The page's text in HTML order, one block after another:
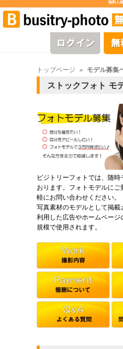
無料人
トップページ » モデル募集
ストックフォト モ
ビジトリーフォトでは、随
おります。フォトモデルに
軽にお問い合わせください。
写真素材のモデルとして掲載
利用した広告やホームページ
規模で使用されます。